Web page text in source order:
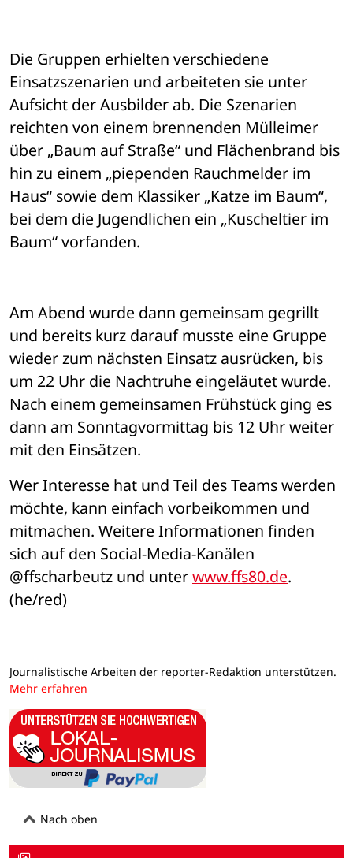
Die Gruppen erhielten verschiedene
Einsatzszenarien und arbeiteten sie unter
Aufsicht der Ausbilder ab. Die Szenarien
reichten von einem brennenden Mülleimer
über „Baum auf Straße“ und Flächenbrand bis
hin zu einem „piependen Rauchmelder im
Haus“ sowie dem Klassiker „Katze im Baum“,
bei dem die Jugendlichen ein „Kuscheltier im
Baum“ vorfanden.
Am Abend wurde dann gemeinsam gegrillt
und bereits kurz darauf musste eine Gruppe
wieder zum nächsten Einsatz ausrücken, bis
um 22 Uhr die Nachtruhe eingeläutet wurde.
Nach einem gemeinsamen Frühstück ging es
dann am Sonntagvormittag bis 12 Uhr weiter
mit den Einsätzen.
Wer Interesse hat und Teil des Teams werden
möchte, kann einfach vorbeikommen und
mitmachen. Weitere Informationen finden
sich auf den Social-Media-Kanälen
@ffscharbeutz und unter www.ffs80.de.
(he/red)
Journalistische Arbeiten der reporter-Redaktion unterstützen.
Mehr erfahren
Nach oben